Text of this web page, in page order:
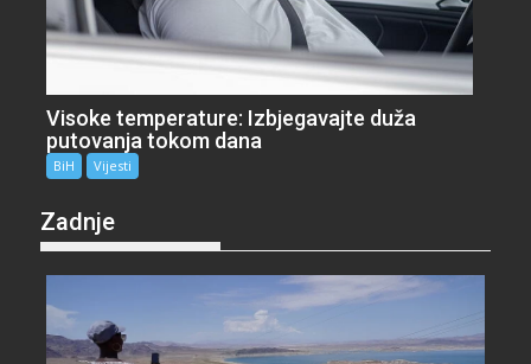
Visoke temperature: Izbjegavajte duža
putovanja tokom dana
BiH Vijesti
Zadnje